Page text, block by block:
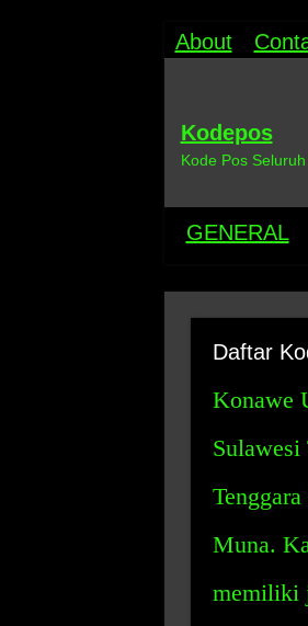
About
Kodepos
Kode Pos
GENERAL
Daftar
Konawe
Sulawesi
Muna.
memiliki